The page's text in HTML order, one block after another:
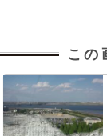
この